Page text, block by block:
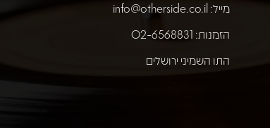
מייל: info@otherside.co.il
הזמנות: 02-6568831
התו השמיני ירושלים